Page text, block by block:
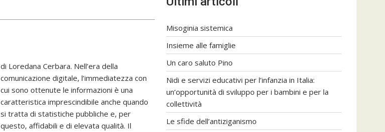
di Loredana Cerbara. Nell’era della
comunicazione digitale, l’immediatezza con
cui sono ottenute le informazioni è una
caratteristica imprescindibile anche quando
si tratta di statistiche pubbliche e, per
questo, affidabili e di elevata qualità. Il
Misoginia sistemica
Insieme alle famiglie
Un caro saluto Pino
Nidi e servizi educativi per l’infanzia in Italia:
un’opportunità di sviluppo per i bambini e per la
collettività
Le sfide dell’antiziganismo